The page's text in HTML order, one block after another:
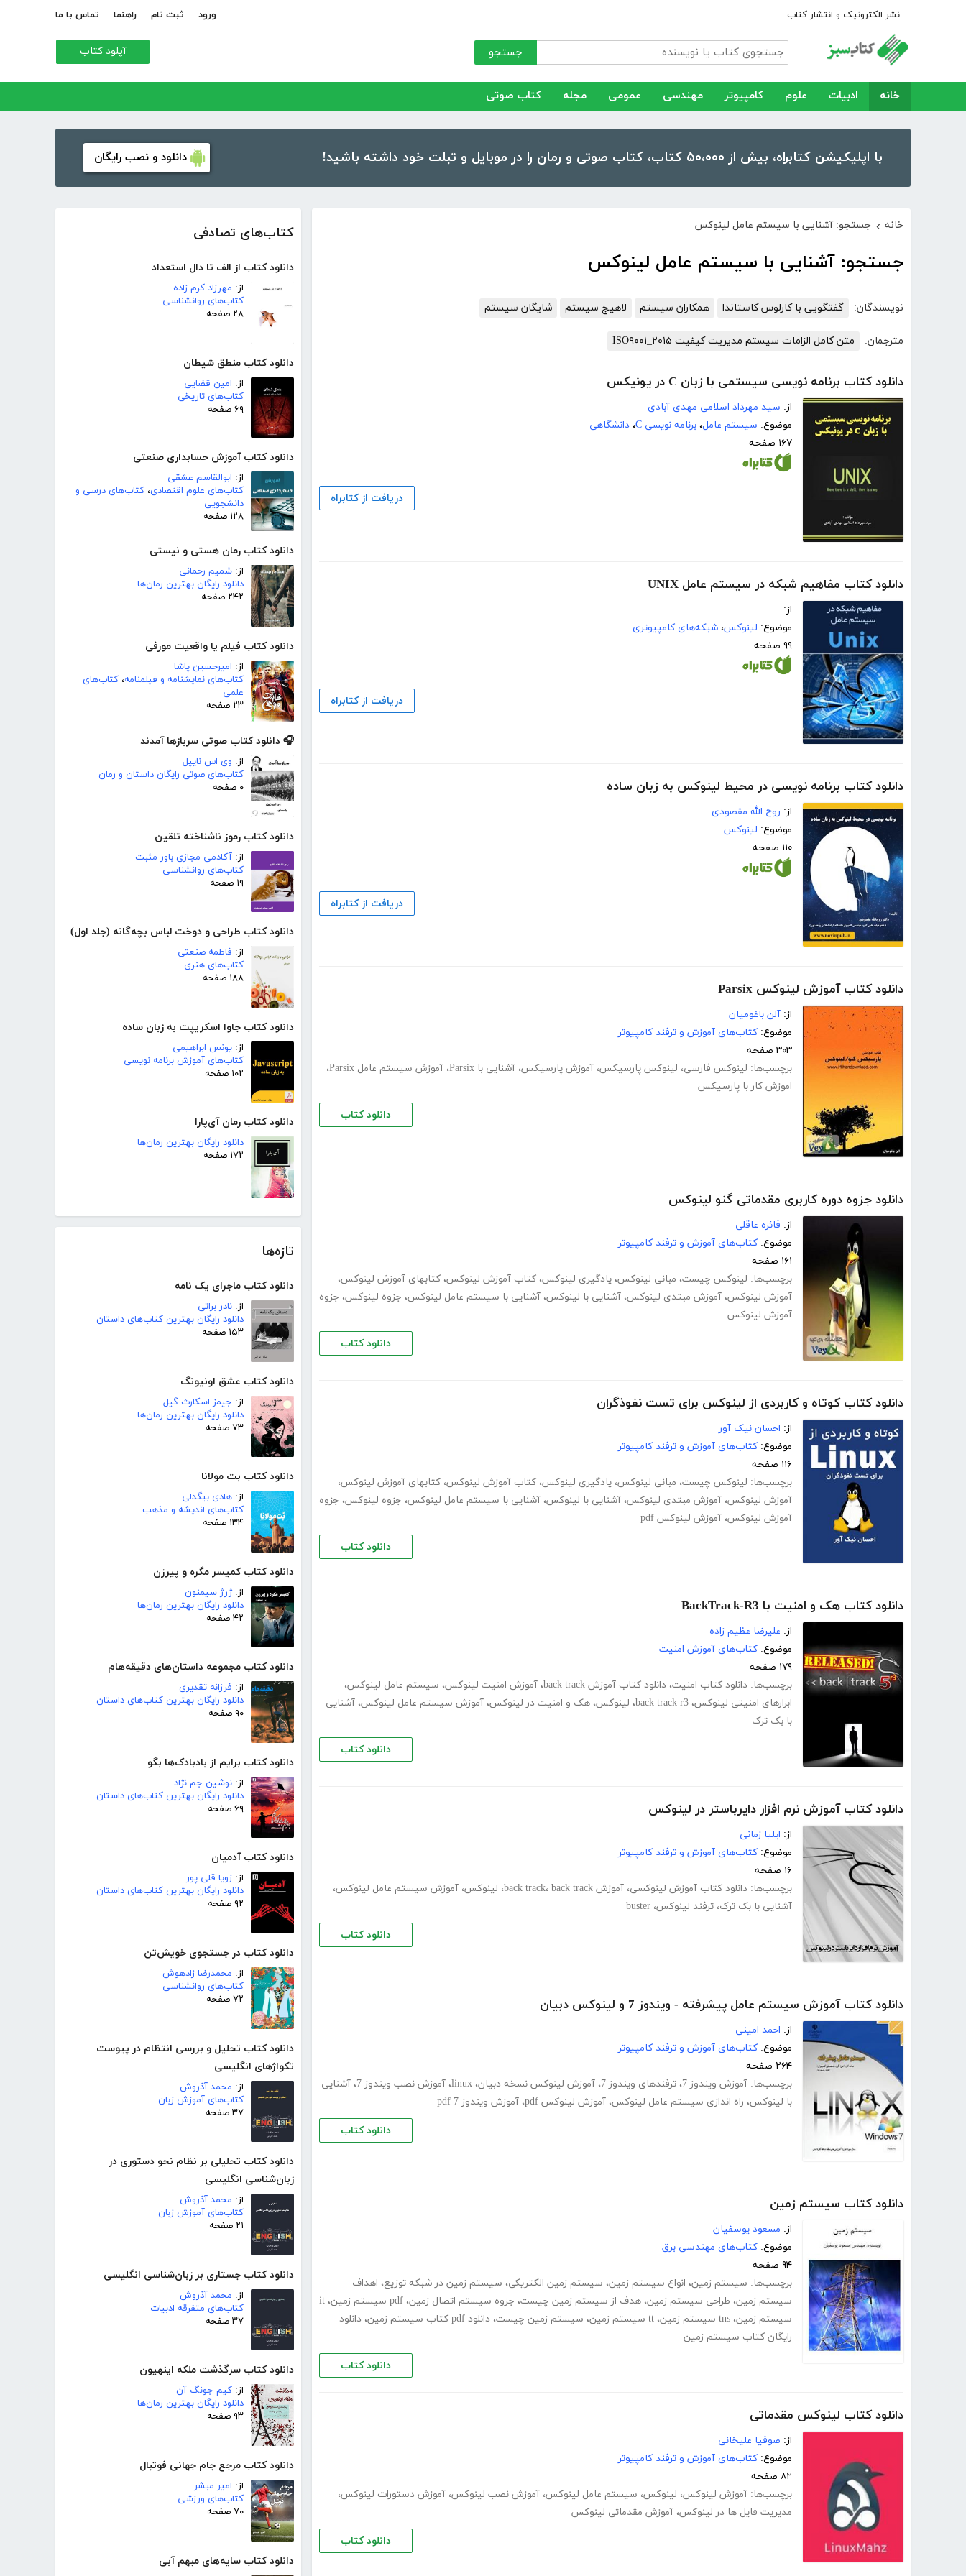
نشر الکترونیک و انتشار کتاب ورود ثبت نام راهنما تماس با ما
جستجو آپلود کتاب
خانه ادبیات علوم کامپیوتر مهندسی عمومی مجله کتاب صوتی
با اپلیکیشن کتابراه، بیش از ۵۰،۰۰۰ کتاب، کتاب صوتی و رمان را در موبایل و تبلت خود داشته باشید! دانلود و نصب رایگان
کتاب‌های تصادفی
دانلود کتاب از الف تا دال استعداد
از: مهرزاد کرم زاده
کتاب‌های روانشناسی
۲۸ صفحه
دانلود کتاب منطق شیطان
از: امین قضایی
کتاب‌های تاریخی
۶۹ صفحه
دانلود کتاب آموزش حسابداری صنعتی
از: ابوالقاسم عشقی
کتاب‌های علوم اقتصادی، کتاب‌های درسی و
دانشجویی
۱۲۸ صفحه
دانلود کتاب رمان هستی و نیستی
از: شمیم رحمانی
دانلود رایگان بهترین رمان‌ها
۲۴۲ صفحه
دانلود کتاب فیلم یا واقعیت مورفی
از: امیرحسین پاشا
کتاب‌های نمایشنامه و فیلمنامه، کتاب‌های
علمی
۲۳ صفحه
🎧 دانلود کتاب صوتی سربازها آمدند
از: وی اس نایپل
کتاب‌های صوتی رایگان داستان و رمان
۰ صفحه
دانلود کتاب رموز ناشناخته تلقین
از: آکادمی مجازی باور مثبت
کتاب‌های روانشناسی
۱۹ صفحه
دانلود کتاب طراحی و دوخت لباس بچه‌گانه (جلد اول)
از: فاطمه صنعتی
کتاب‌های هنری
۱۸۸ صفحه
دانلود کتاب جاوا اسکریپت به زبان ساده
از: یونس ابراهیمی
کتاب‌های آموزش برنامه نویسی
۱۰۲ صفحه
دانلود کتاب رمان آی‌پارا
دانلود رایگان بهترین رمان‌ها
۱۷۲ صفحه
تازه‌ها
دانلود کتاب ماجرای یک نامه
از: نادر براتی
دانلود رایگان بهترین کتاب‌های داستان
۱۵۳ صفحه
دانلود کتاب عشق اونیونگ
از: جیمز اسکارث گیل
دانلود رایگان بهترین رمان‌ها
۷۳ صفحه
دانلود کتاب بت مولانا
از: هادی بیگدلی
کتاب‌های اندیشه و مذهب
۱۳۴ صفحه
دانلود کتاب کمیسر مگره و پیرزن
از:ژرژ سیمنون
دانلود رایگان بهترین رمان‌ها
۴۲ صفحه
دانلود کتاب مجموعه داستان‌های دقیقه‌هام
از: فرزانه تقدیری
دانلود رایگان بهترین کتاب‌های داستان
۹۰ صفحه
دانلود کتاب برایم از بادبادک‌ها بگو
از: نوشین جم نژاد
دانلود رایگان بهترین کتاب‌های داستان
۶۹ صفحه
دانلود کتاب آدمیان
از: زویا قلی پور
دانلود رایگان بهترین کتاب‌های داستان
۹۲ صفحه
دانلود کتاب در جستجوی خویش‌تن
از: محمدرضا زادهوش
کتاب‌های روانشناسی
۷۲ صفحه
دانلود کتاب تحلیل و بررسی انتظام در پیوست
تکواژهای انگلیسی
از: محمد آذروش
کتاب‌های آموزش زبان
۳۷ صفحه
دانلود کتاب تحلیلی بر نظام نحو دستوری در
زبان‌شناسی انگلیسی
از: محمد آذروش
کتاب‌های آموزش زبان
۲۱ صفحه
دانلود کتاب جستاری بر زبان‌شناسی انگلیسی
از: محمد آذروش
کتاب‌های متفرقه ادبیات
۳۷ صفحه
دانلود کتاب سرگذشت ملکه اینهیون
از: کیم جونگ آن
دانلود رایگان بهترین رمان‌ها
۹۳ صفحه
دانلود کتاب مرجع جام جهانی فوتبال
از: امیر مبشر
کتاب‌های ورزشی
۷۰ صفحه
دانلود کتاب سایه‌های مبهم آبی
خانه › جستجو: آشنایی با سیستم عامل لینوکس
جستجو: آشنایی با سیستم عامل لینوکس
نویسندگان: گفتگویی با کارلوس کاستاندا همکاران سیستم لاهیج سیستم شایگان سیستم
مترجمان: متن کامل الزامات سیستم مدیریت کیفیت ISO۹۰۰۱_۲۰۱۵
دانلود کتاب برنامه نویسی سیستمی با زبان C در یونیکس
از: سید مهرداد اسلامی مهدی آبادی
موضوع: سیستم عامل، برنامه نویسی C ، دانشگاهی
۱۶۷ صفحه
دریافت از کتابراه
دانلود کتاب مفاهیم شبکه در سیستم عامل UNIX
از: ...
موضوع: لینوکس، شبکه‌های کامپیوتری
۹۹ صفحه
دریافت از کتابراه
دانلود کتاب برنامه نویسی در محیط لینوکس به زبان ساده
از: روح الله مقصودی
موضوع: لینوکس
۱۱۰ صفحه
دریافت از کتابراه
دانلود کتاب آموزش لینوکس Parsix
از: آلن باغومیان
موضوع: کتاب‌های آموزش و ترفند کامپیوتر
۳۰۳ صفحه
برچسب‌ها: لینوکس فارسی، لینوکس پارسیکس، آموزش پارسیکس، آشنایی با Parsix ، آموزش سیستم عامل Parsix
،
اموزش کار با پارسیکس
دانلود کتاب
دانلود جزوه دوره کاربری مقدماتی گنو لینوکس
از: فائزه عاقلی
موضوع: کتاب‌های آموزش و ترفند کامپیوتر
۱۶۱ صفحه
برچسب‌ها: لینوکس چیست، مبانی لینوکس، یادگیری لینوکس، کتاب آموزش لینوکس، کتابهای آموزش لینوکس،
آموزش لینوکس، آموزش مبتدی لینوکس، آشنایی با لینوکس، آشنایی با سیستم عامل لینوکس، جزوه لینوکس، جزوه
آموزش لینوکس
دانلود کتاب
دانلود کتاب کوتاه و کاربردی از لینوکس برای تست نفوذگران
از: احسان نیک آور
موضوع: کتاب‌های آموزش و ترفند کامپیوتر
۱۱۶ صفحه
برچسب‌ها: لینوکس چیست، مبانی لینوکس، یادگیری لینوکس، کتاب آموزش لینوکس، کتابهای آموزش لینوکس،
آموزش لینوکس، آموزش مبتدی لینوکس، آشنایی با لینوکس، آشنایی با سیستم عامل لینوکس، جزوه لینوکس، جزوه
آموزش لینوکس، آموزش لینوکس pdf
دانلود کتاب
دانلود کتاب هک و امنیت با BackTrack-R3
از: علیرضا عظیم زاده
موضوع: کتاب‌های آموزش امنیت
۱۷۹ صفحه
برچسب‌ها: دانلود کتاب امنیت، دانلود کتاب آموزش back track ، آموزش امنیت لینوکس، سیستم عامل لینوکس،
ابزارهای امنیتی لینوکس، back track r3، لینوکس، هک و امنیت در لینوکس، آموزش سیستم عامل لینوکس، آشنایی
با بک ترک
دانلود کتاب
دانلود کتاب آموزش نرم افزار دایرباستر در لینوکس
از: ایلیا زمانی
موضوع: کتاب‌های آموزش و ترفند کامپیوتر
۱۶ صفحه
برچسب‌ها: دانلود کتاب آموزش لینوکسی، آموزش back track ، back track ، لینوکس، آموزش سیستم عامل لینوکس،
آشنایی با بک ترک، ترفند لینوکس، buster
دانلود کتاب
دانلود کتاب آموزش سیستم عامل پیشرفته - ویندوز 7 و لینوکس دبیان
از: احمد امینی
موضوع: کتاب‌های آموزش و ترفند کامپیوتر
۲۶۴ صفحه
برچسب‌ها: آموزش ویندوز 7 ، ترفندهای ویندوز 7 ، آموزش لینوکس نسخه دبیان، linux، آموزش نصب ویندوز 7 ، آشنایی
با لینوکس، راه اندازی سیستم عامل لینوکس، آموزش لینوکس pdf ، آموزش ویندوز 7 pdf
دانلود کتاب
دانلود کتاب سیستم زمین
از: مسعود یوسفیان
موضوع: کتاب‌های مهندسی برق
۹۴ صفحه
برچسب‌ها: سیستم زمین، انواع سیستم زمین، سیستم زمین الکتریکی، سیستم زمین در شبکه توزیع، اهداف
سیستم زمین، طراحی سیستم زمین، هدف از سیستم زمین چیست، جزوه سیستم اتصال زمین، pdf سیستم زمین ، it
سیستم زمین، tns سیستم زمین ، tt سیستم زمین ، سیستم زمین چیست، دانلود pdf کتاب سیستم زمین ، دانلود
رایگان کتاب سیستم زمین
دانلود کتاب
دانلود کتاب لینوکس مقدماتی
از: صوفیا علیخانی
موضوع: کتاب‌های آموزش و ترفند کامپیوتر
۸۲ صفحه
برچسب‌ها: آموزش لینوکس، لینوکس، سیستم عامل لینوکس، آموزش نصب لینوکس، آموزش دستورات لینوکس،
مدیریت فایل ها در لینوکس، آموزش مقدماتی لینوکس
دانلود کتاب